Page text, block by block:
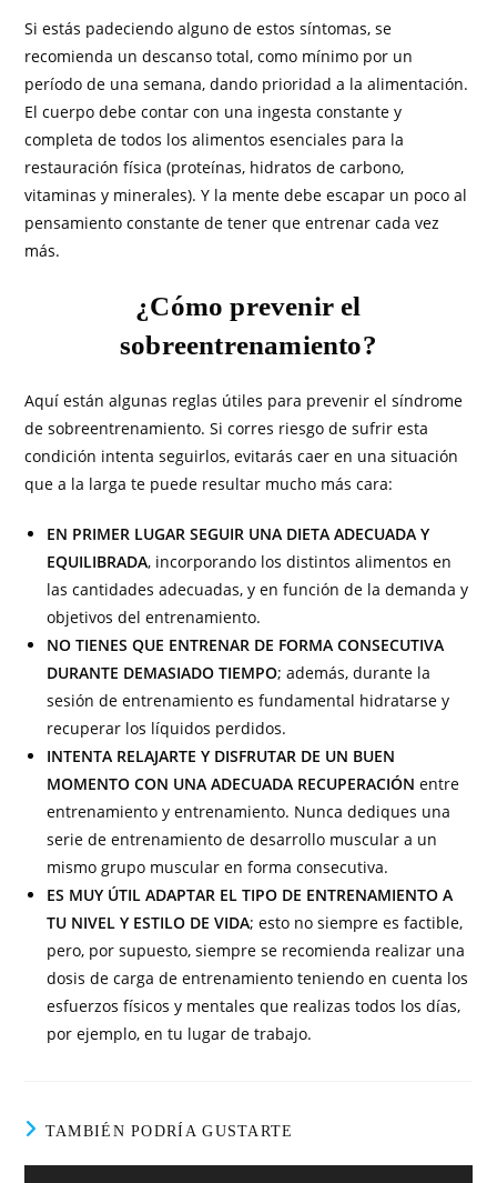
Si estás padeciendo alguno de estos síntomas, se
recomienda un descanso total, como mínimo por un
período de una semana, dando prioridad a la alimentación.
El cuerpo debe contar con una ingesta constante y
completa de todos los alimentos esenciales para la
restauración física (proteínas, hidratos de carbono,
vitaminas y minerales). Y la mente debe escapar un poco al
pensamiento constante de tener que entrenar cada vez
más.
¿Cómo prevenir el
sobreentrenamiento?
Aquí están algunas reglas útiles para prevenir el síndrome
de sobreentrenamiento. Si corres riesgo de sufrir esta
condición intenta seguirlos, evitarás caer en una situación
que a la larga te puede resultar mucho más cara:
EN PRIMER LUGAR SEGUIR UNA DIETA ADECUADA Y
EQUILIBRADA, incorporando los distintos alimentos en
las cantidades adecuadas, y en función de la demanda y
objetivos del entrenamiento.
NO TIENES QUE ENTRENAR DE FORMA CONSECUTIVA
DURANTE DEMASIADO TIEMPO; además, durante la
sesión de entrenamiento es fundamental hidratarse y
recuperar los líquidos perdidos.
INTENTA RELAJARTE Y DISFRUTAR DE UN BUEN
MOMENTO CON UNA ADECUADA RECUPERACIÓN entre
entrenamiento y entrenamiento. Nunca dediques una
serie de entrenamiento de desarrollo muscular a un
mismo grupo muscular en forma consecutiva.
ES MUY ÚTIL ADAPTAR EL TIPO DE ENTRENAMIENTO A
TU NIVEL Y ESTILO DE VIDA; esto no siempre es factible,
pero, por supuesto, siempre se recomienda realizar una
dosis de carga de entrenamiento teniendo en cuenta los
esfuerzos físicos y mentales que realizas todos los días,
por ejemplo, en tu lugar de trabajo.
TAMBIÉN PODRÍA GUSTARTE